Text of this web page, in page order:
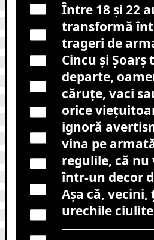
Între 18 și 22
transformă
trageri de
Cincu și
departe,
căruțe, vaci
orice
ignoră
vina pe
regulile, că
într-un decor
Așa că,
urechile